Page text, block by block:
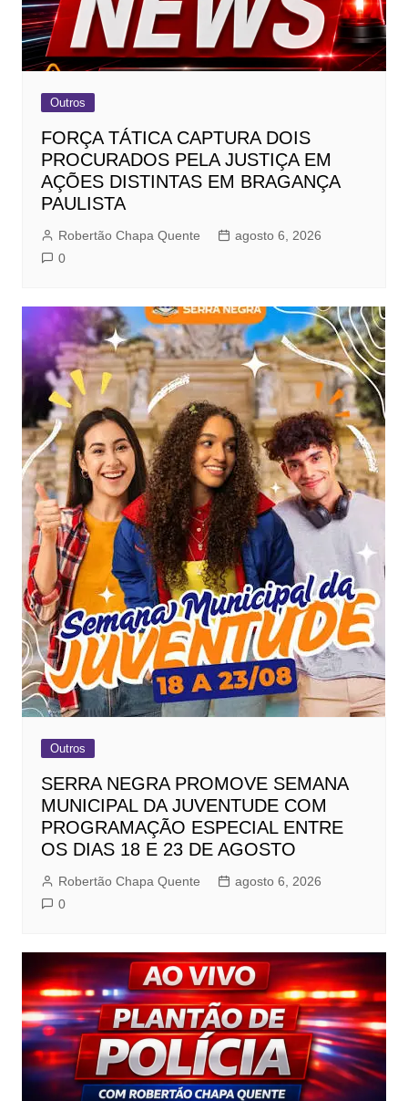
Outros
FORÇA TÁTICA CAPTURA DOIS
PROCURADOS PELA JUSTIÇA EM
AÇÕES DISTINTAS EM BRAGANÇA
PAULISTA
Robertão Chapa Quente
agosto 6, 2026
0
Outros
SERRA NEGRA PROMOVE SEMANA
MUNICIPAL DA JUVENTUDE COM
PROGRAMAÇÃO ESPECIAL ENTRE
OS DIAS 18 E 23 DE AGOSTO
Robertão Chapa Quente
agosto 6, 2026
0